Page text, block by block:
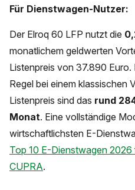
Für Dienstwagen-Nutzer:
Der Elroq 60 LFP nutzt die
monatlichem geldwerten
Listenpreis von 37.890
Regel bei einem klassischen
Listenpreis sind das rund
Monat. Eine vollständige
wirtschaftlichsten E-
Top 10 E-Dienstwagen
CUPRA.